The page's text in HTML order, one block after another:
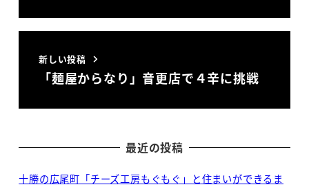
新しい投稿
「麺屋からなり」音更店で４辛に挑戦
最近の投稿
十勝の広尾町「チーズ工房もぐもぐ」と住まいができるま